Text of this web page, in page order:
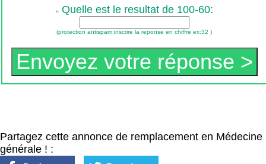
Quelle est le resultat de 100-60:
(protection antispam:inscrire la reponse en chiffre ex:32 )
Partagez cette annonce de remplacement en Médecine
générale ! :